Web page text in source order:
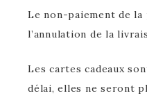
Le non-paiement de
l’annulation de la
Les cartes cadeaux
délai, elles ne seront